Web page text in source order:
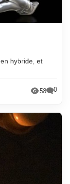
hybride, et
58 0